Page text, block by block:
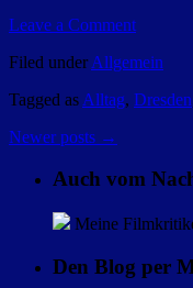
Leave a Comment
Filed under Allgemein
Tagged as Alltag, Dresden
Newer posts →
Auch vom
Meine
Den Blog per